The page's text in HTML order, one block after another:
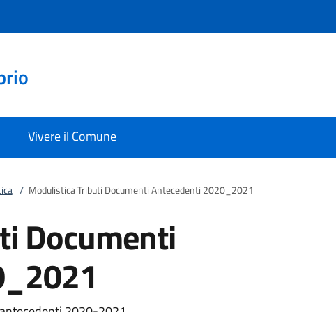
Vivere il Comune
/ Modulistica Tributi Documenti Antecedenti 2020_2021
Documenti